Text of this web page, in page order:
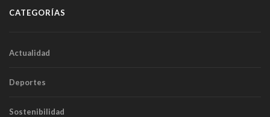
CATEGORÍAS
Actualidad
Deportes
Sostenibilidad